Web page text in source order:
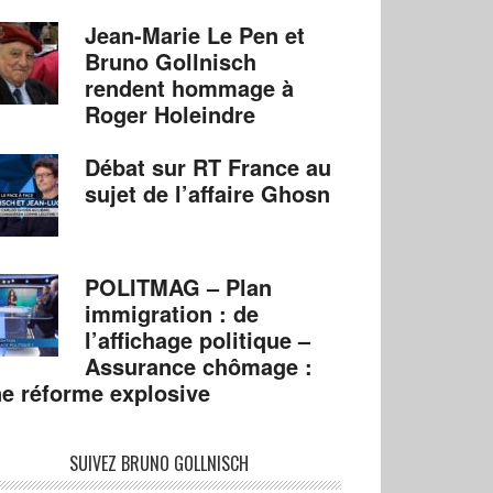
Jean-Marie Le Pen et
Bruno Gollnisch
rendent hommage à
Roger Holeindre
Débat sur RT France au
sujet de l’affaire Ghosn
POLITMAG – Plan
immigration : de
l’affichage politique –
Assurance chômage :
réforme explosive
SUIVEZ BRUNO GOLLNISCH